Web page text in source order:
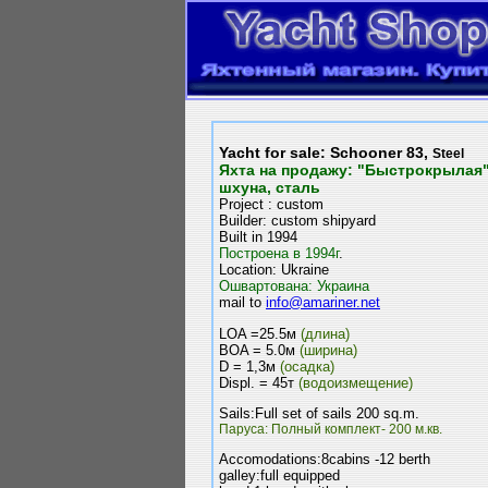
Yacht for sale: Schooner 83, Steel
Яхта на продажу:
шхуна, сталь
Project : сustom
Builder: custom shipyard
Built in 1994
Построена в 1994г.
Location: Ukraine
Ошвартована: Украина
mail to info@amariner.net
LOA =25.5м (длина)
BOA = 5.0м (ширина)
D = 1,3м (осадка)
Displ. = 45т (водоизмещение)
Sails:Full set of sails 200 sq.m.
Паруса: Полный комплект- 200 м.кв.
Accomodations:8cabins -12 berth
galley:full equipped